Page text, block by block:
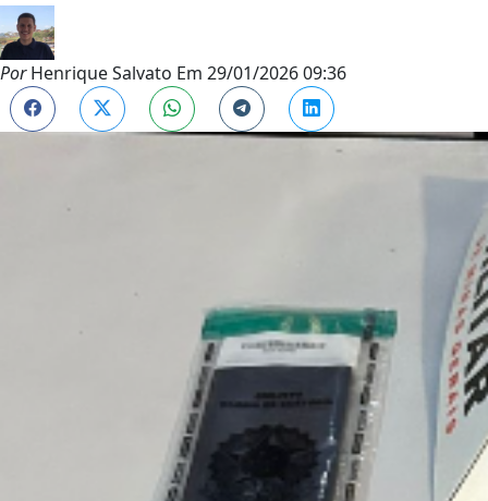
PorHenrique Salvato Em 29/01/2026 09:36